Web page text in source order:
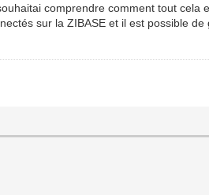
comprendre comment tout cela
sur la ZIBASE et il est possible